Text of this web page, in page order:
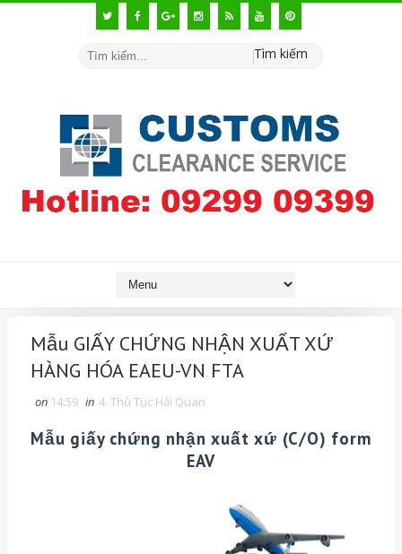
Tìm kiếm
Mẫu GIẤY CHỨNG NHẬN XUẤT XỨ
HÀNG HÓA EAEU-VN FTA
on 14:59 in 4. Thủ Tục Hải Quan
Mẫu giấy chứng nhận xuất xứ (C/O) form
EAV